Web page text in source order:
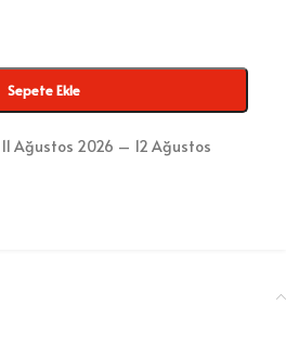
Sepete Ekle
11 Ağustos 2026 – 12 Ağustos